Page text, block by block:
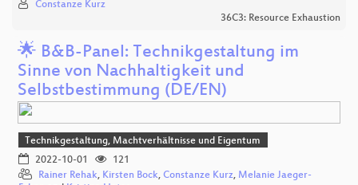
Constanze Kurz
36C3: Resource Exhaustion
🌟 B&B-Panel: Technikgestaltung im
Sinne von Nachhaltigkeit und
Selbstbestimmung (DE/EN)
Technikgestaltung, Machtverhältnisse und Eigentum
2022-10-01
121
Rainer Rehak, Kirsten Bock, Constanze Kurz, Melanie Jaeger-